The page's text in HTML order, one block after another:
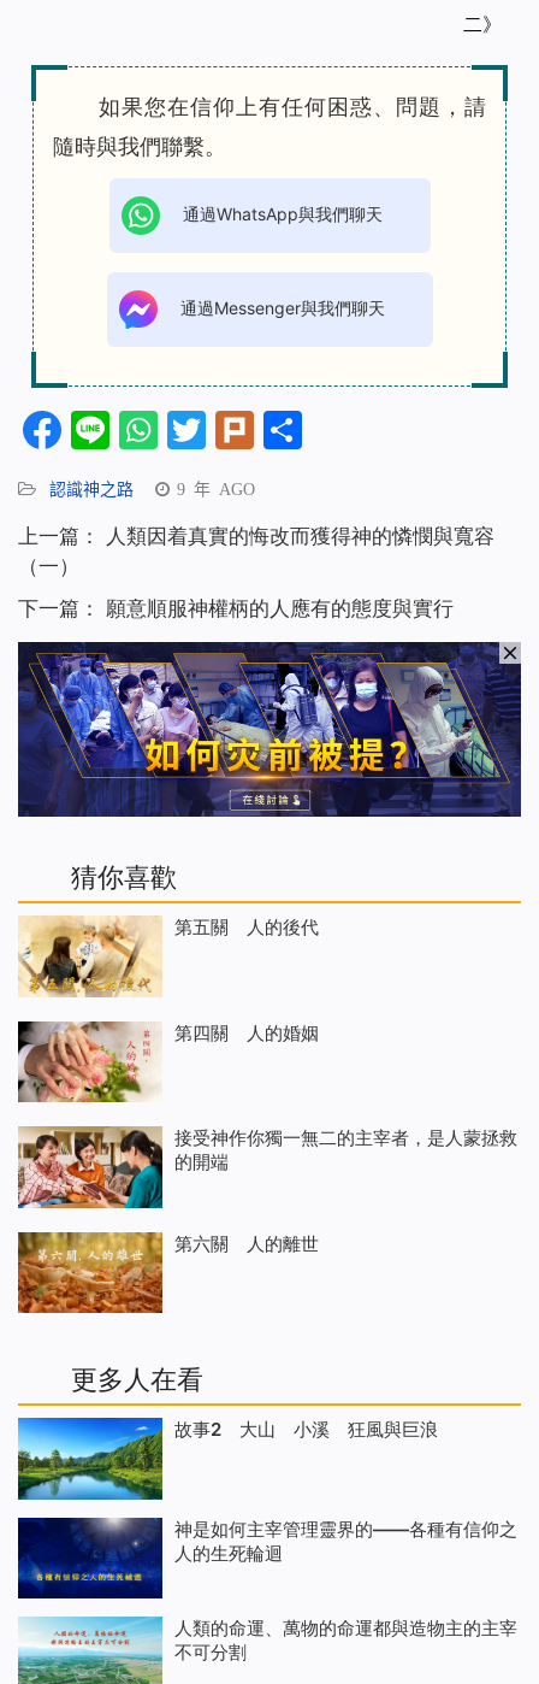
二》
如果您在信仰上有任何困惑、問題，請
隨時與我們聯繫。
通過WhatsApp與我們聊天
通過Messenger與我們聊天
Facebook
LineWhatsApp
Twitter
Plurk
認識神之路 9 年 AGO
上一篇：
人類因着真實的悔改而獲得神的憐憫與寬容
（一）
下一篇：
願意順服神權柄的人應有的態度與實行
猜你喜歡
第五關 人的後代
第四關 人的婚姻
接受神作你獨一無二的主宰者，是人蒙拯救
的開端
第六關 人的離世
更多人在看
故事2 大山 小溪 狂風與巨浪
神是如何主宰管理靈界的——各種有信仰之
人的生死輪迴
人類的命運、萬物的命運都與造物主的主宰
不可分割